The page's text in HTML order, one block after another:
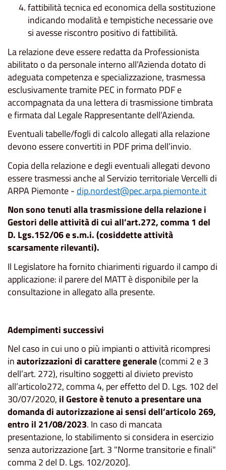
fattibilità tecnica ed economica della sostituzione
indicando modalità e tempistiche necessarie ove
si avesse riscontro positivo di fattibilità.
La relazione deve essere redatta da Professionista
abilitato o da personale interno all’Azienda dotato di
adeguata competenza e specializzazione, trasmessa
esclusivamente tramite PEC in formato PDF e
accompagnata da una lettera di trasmissione timbrata
e firmata dal Legale Rappresentante dell’Azienda.
Eventuali tabelle/fogli di calcolo allegati alla relazione
devono essere convertiti in PDF prima dell’invio.
Copia della relazione e degli eventuali allegati devono
essere trasmessi anche al Servizio territoriale Vercelli di
ARPA Piemonte - dip.nordest@pec.arpa.piemonte.it
Non sono tenuti alla trasmissione della relazione i
Gestori delle attività di cui all’art.272, comma 1 del
D. Lgs.152/06 e s.m.i. (cosiddette attività
scarsamente rilevanti).
Il Legislatore ha fornito chiarimenti riguardo il campo di
applicazione: il parere del MATT è disponibile per la
consultazione in allegato alla presente.
Adempimenti successivi
Nel caso in cui uno o più impianti o attività ricompresi
inautorizzazioni di carattere generale(commi 2 e 3
dell’art. 272), risultino soggetti al divieto previsto
all’articolo272, comma 4, per effetto del D. Lgs. 102 del
30/07/2020, il Gestore è tenuto a presentare una
domanda di autorizzazione ai sensi dell’articolo 269,
entro il 21/08/2023. In caso di mancata
presentazione, lo stabilimento si considera in esercizio
senza autorizzazione [art. 3 "Norme transitorie e finali"
comma 2 del D. Lgs. 102/2020].